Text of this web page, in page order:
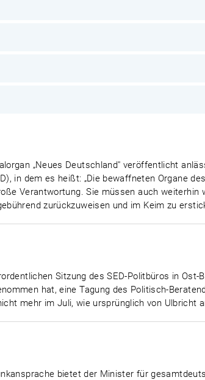
„Neues Deutschland" veröffentlicht
in dem es heißt: „Die bewaffneten Organe
Verantwortung. Sie müssen auch
zurückzuweisen und im Keim zu
Sitzung des SED-Politbüros in
hat, eine Tagung des Politisch-
mehr im Juli, wie ursprünglich von Ulbricht
bietet der Minister für